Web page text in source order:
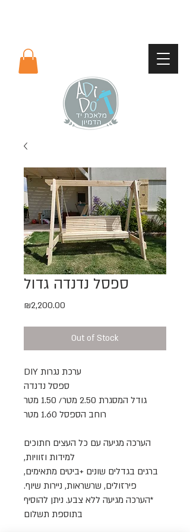
ספסל נדנדה גדול
₪2,200.00
Out of Stock
ערכת נגרות DIY
ספסל נדנדה
גודל המסגרת 2.50 מטר/ 1.50 מטר
רוחב הספסל 1.60 מטר
הערכה מגיעה עם כל העצים חתוכים
למידות וזוויות,
ברגים בגדלים שונים +ביטים מתאימים,
פירזולים, שרשראות, ניירות שיוף.
*הערכה מגיעה ללא צבע. ניתן להוסיף
בתוספת תשלום